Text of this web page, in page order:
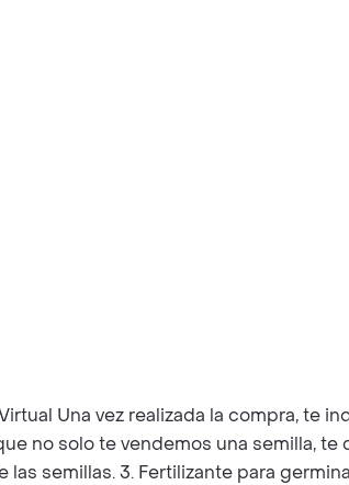
Una vez realizada la compra,
no solo te vendemos una semilla,
las semillas. 3. Fertilizante para